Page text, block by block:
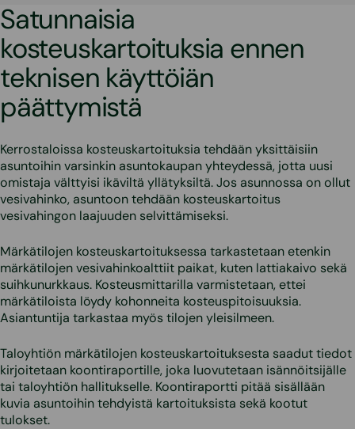
Satunnaisia
kosteuskartoituksia ennen
teknisen käyttöiän
päättymistä
Kerrostaloissa kosteuskartoituksia tehdään yksittäisiin
asuntoihin varsinkin asuntokaupan yhteydessä, jotta uusi
omistaja välttyisi ikäviltä yllätyksiltä. Jos asunnossa on ollut
vesivahinko, asuntoon tehdään kosteuskartoitus
vesivahingon laajuuden selvittämiseksi.
Märkätilojen kosteuskartoituksessa tarkastetaan etenkin
märkätilojen vesivahinkoalttiit paikat, kuten lattiakaivo sekä
suihkunurkkaus. Kosteusmittarilla varmistetaan, ettei
märkätiloista löydy kohonneita kosteuspitoisuuksia.
Asiantuntija tarkastaa myös tilojen yleisilmeen.
Taloyhtiön märkätilojen kosteuskartoituksesta saadut tiedot
kirjoitetaan koontiraportille, joka luovutetaan isännöitsijälle
tai taloyhtiön hallitukselle. Koontiraportti pitää sisällään
kuvia asuntoihin tehdyistä kartoituksista sekä kootut
tulokset.